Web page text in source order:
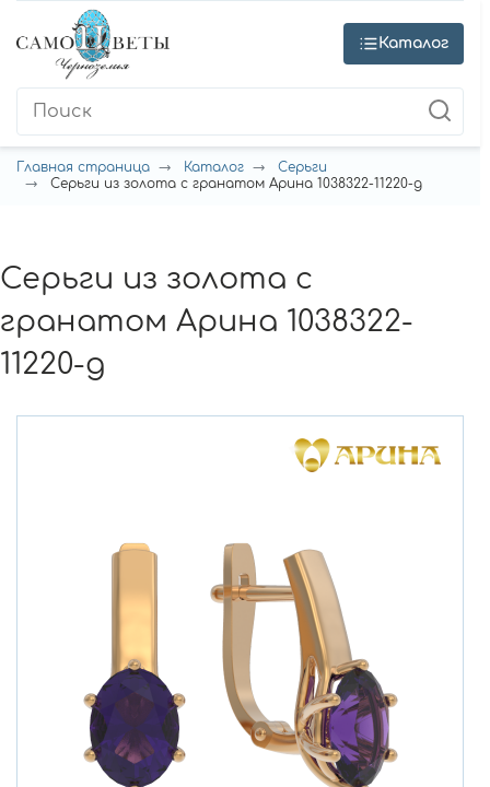
Каталог
Главная страница Каталог
Серьги
Серьги из золота с гранатом Арина 1038322-11220-g
Серьги из золота с
гранатом Арина 1038322-
11220-g